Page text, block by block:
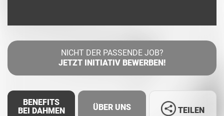
NICHT DER PASSENDE JOB?
JETZT INITIATIV BEWERBEN!
BENEFITS
BEI DAHMEN
ÜBER UNS TEILEN